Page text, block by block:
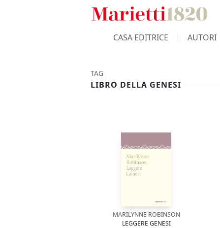
CASA EDITRICE AUTORI
TAG
LIBRO DELLA GENESI
MARILYNNE ROBINSON
LEGGERE GENESI